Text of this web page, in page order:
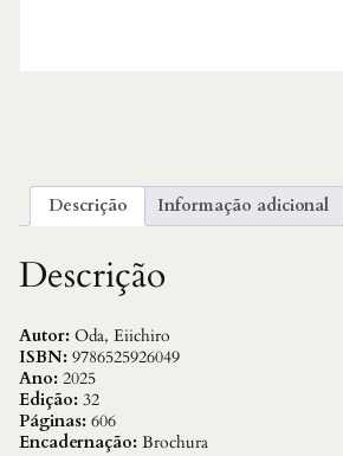
Descrição
Informação adicional
Descrição
Autor: Oda, Eiichiro
ISBN: 9786525926049
Ano: 2025
Edição: 32
Páginas: 606
Encadernação: Brochura